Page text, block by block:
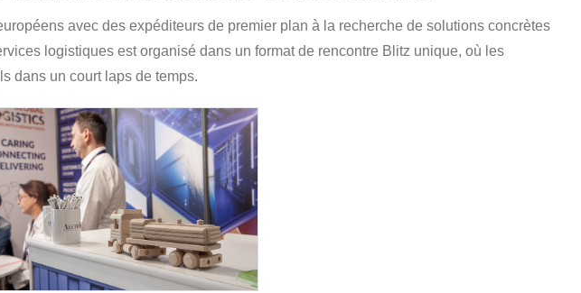
avec des expéditeurs de premier plan à la recherche de solutions concrètes
logistiques est organisé dans un format de rencontre Blitz unique, où les
dans un court laps de temps.